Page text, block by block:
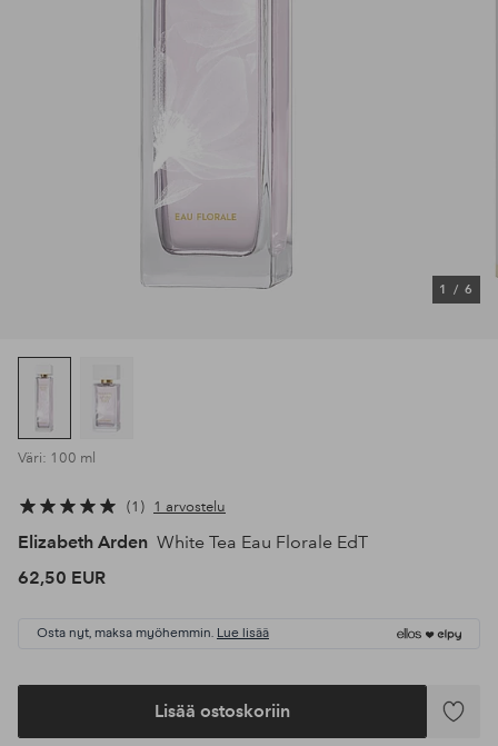
1 / 6
Väri: 100 ml
1 1 arvostelu
Elizabeth Arden White Tea Eau Florale EdT
62,50 EUR
Osta nyt, maksa myöhemmin. Lue lisää
Lisää ostoskoriin
Lisää